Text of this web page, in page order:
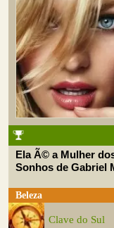
Ela Ã© a Mulher
Sonhos de Gabriel
Beleza
Clave do Sul